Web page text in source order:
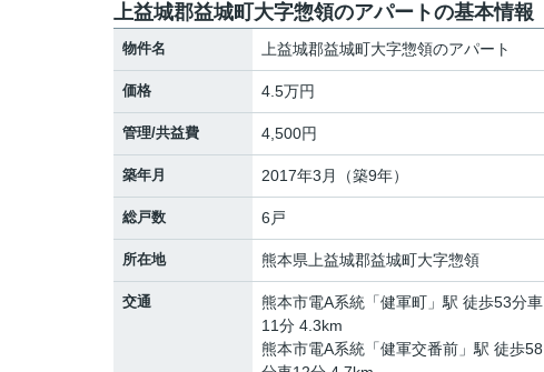
上益城郡益城町大字惣領のアパートの基本情報
物件名 上益城郡益城町大字惣領のアパート
価格 4.5万円
管理/共益費 4,500円
築年月 2017年3月（築9年）
総戸数 6戸
所在地 熊本県 上益城郡益城町大字惣領
交通 熊本市電A系統 「健軍町 」駅 徒歩53分車
11分 4.3km
熊本市電A系統 「健軍交番前 」駅 徒歩58